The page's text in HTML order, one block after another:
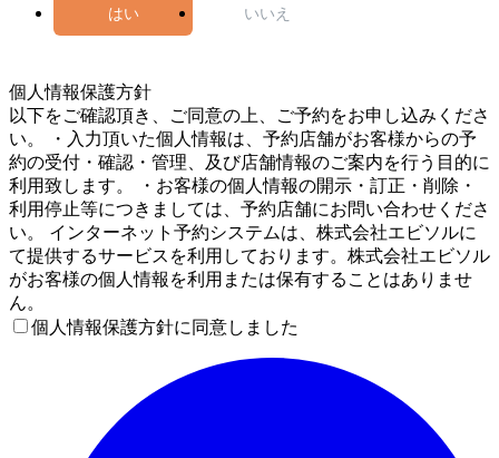
はい いいえ
個人情報保護方針
以下をご確認頂き、ご同意の上、ご予約をお申し込みくださ
い。 ・入力頂いた個人情報は、予約店舗がお客様からの予
約の受付・確認・管理、及び店舗情報のご案内を行う目的に
利用致します。 ・お客様の個人情報の開示・訂正・削除・
利用停止等につきましては、予約店舗にお問い合わせくださ
い。 インターネット予約システムは、株式会社エビソルに
て提供するサービスを利用しております。株式会社エビソル
がお客様の個人情報を利用または保有することはありませ
ん。
個人情報保護方針に同意しました